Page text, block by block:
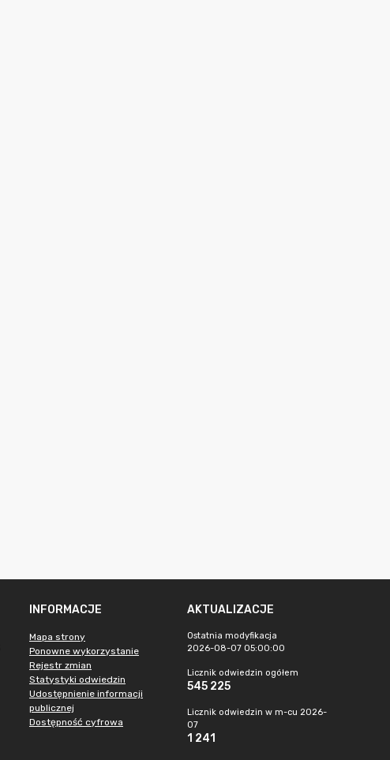
INFORMACJE
Mapa strony
Ponowne wykorzystanie
Rejestr zmian
Statystyki odwiedzin
Udostępnienie informacji
publicznej
Dostępność cyfrowa
AKTUALIZACJE
Ostatnia modyfikacja
2026-08-07 05:00:00
Licznik odwiedzin ogółem
545 225
Licznik odwiedzin w m-cu 2026-
07
1 241